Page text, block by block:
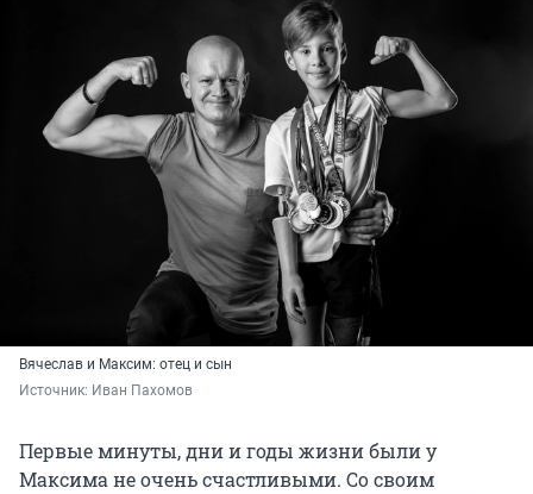
Вячеслав и Максим: отец и сын
Источник: Иван Пахомов
Первые минуты, дни и годы жизни были у
Максима не очень счастливыми. Со своим